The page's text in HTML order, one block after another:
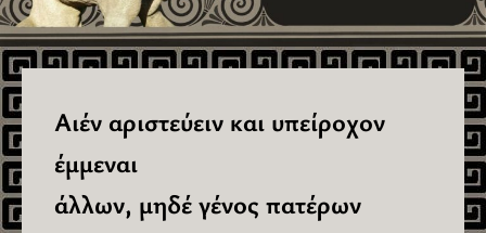
Αιέν αριστεύειν και υπείροχον
έμμεναι
άλλων, μηδέ γένος πατέρων